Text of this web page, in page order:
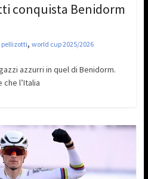
conquista Benidorm
pellizotti, world cup 2025/2026
azzurri in quel di Benidorm.
l’Italia